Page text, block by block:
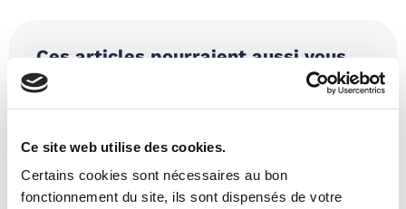
Ce site web utilise des cookies.
Certains cookies sont nécessaires au bon
fonctionnement du site, ils sont dispensés de votre
Ces articles pourraient aussi vous
intéresser :